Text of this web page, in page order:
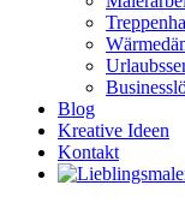
Blog
Kreative Ideen
Kontakt